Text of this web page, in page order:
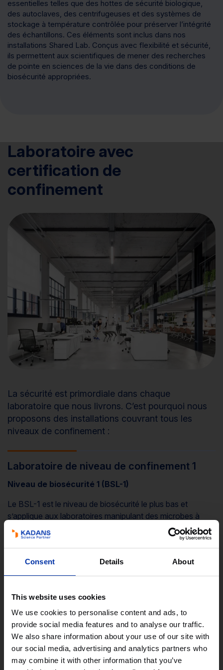
Consent Details About
This website uses cookies
We use cookies to personalise content and ads, to
provide social media features and to analyse our traffic.
We also share information about your use of our site with
our social media, advertising and analytics partners who
may combine it with other information that you’ve
essentielles telles que des hottes de sécurité biologique,
des autoclaves, des centrifugeuses et des systèmes de
stockage à température contrôlée pour préserver l’intégrité
des échantillons. Ces éléments sont inclus dans nos
installations Shared Lab. Conçus avec flexibilité et sécurité,
ils permettent aux scientifiques de mener des recherches
de pointe en sciences de la vie dans des conditions de
biosécurité appropriées.
Laboratoire avec
certification de
confinement
La sécurité est primordiale dans chaque
laboratoire que nous livrons. C’est pourquoi nous
proposons des installations couvrant tous les
niveaux de confinement :
Laboratoire de niveau de confinement 1
Niveau de biosécurité 1 (BSL-1)
Le BSL-1 est le niveau de biosécurité le plus bas et
s’applique aux laboratoires manipulant des microbes à
faible risque qui ne présentent que peu ou pas de danger
pour les adultes en bonne santé. Ces laboratoires n’ont
pas besoin d’être isolés des espaces environnants.
avec des outils de laboratoire standards. Les surfaces
doivent être faciles à nettoyer et résistantes aux produits
chimiques.
Protocoles de sécurité
Pratiques microbiennes de base (pas de pipetage à la